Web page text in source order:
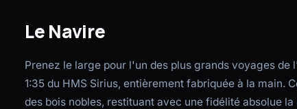
Le Navire
Prenez le large pour l'un des plus grands voyages
1:35 du HMS Sirius, entièrement fabriquée à la main.
des bois nobles, restituant avec une fidélité absolue